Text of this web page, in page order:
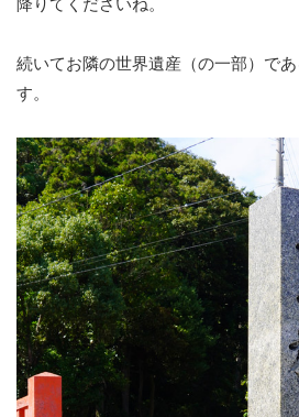
降りてくださいね。
続いてお隣の世界遺産（の一部）で
す。